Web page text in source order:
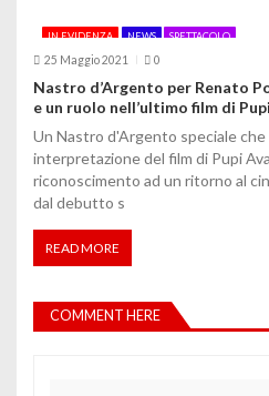
IN EVIDENZA NEWS SPETTACOLO
25 Maggio 2021 0
Nastro d’Argento per Renato
e un ruolo nell’ultimo film di
Un Nastro d'Argento speciale che
interpretazione del film di Pupi
riconoscimento ad un ritorno al
dal debutto s
READ MORE
COMMENT HERE